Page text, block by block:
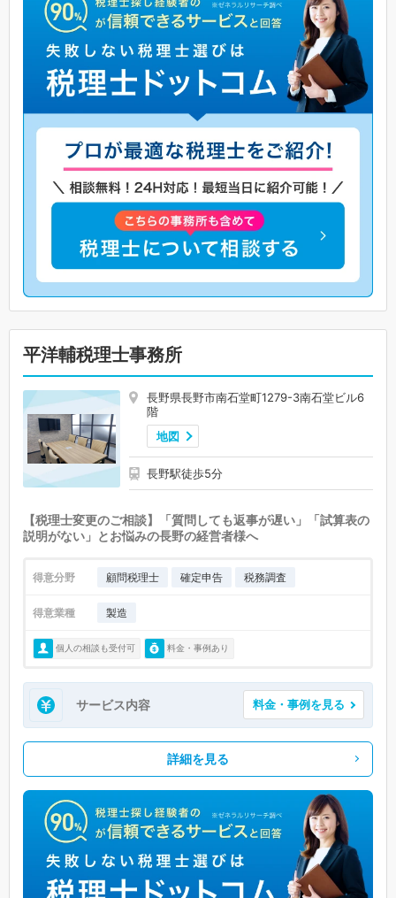
平洋輔税理士事務所
長野県長野市南石堂町1279-3南石堂ビル6
階
地図
長野駅徒歩5分
【税理士変更のご相談】「質問しても返事が遅い」「試算表の
説明がない」とお悩みの長野の経営者様へ
得意分野 顧問税理士 確定申告 税務調査
得意業種 製造
個人の相談も受付可 料金・事例あり
サービス内容 料金・事例を見る
詳細を見る